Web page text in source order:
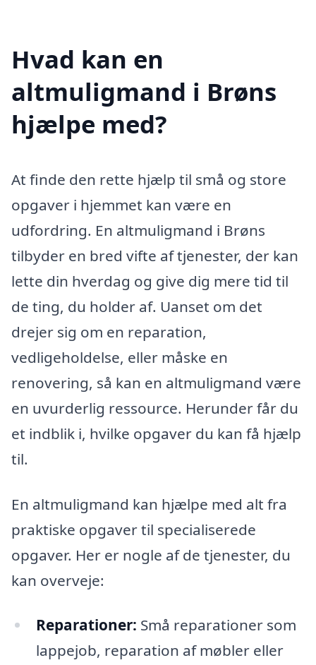
Hvad kan en
altmuligmand i Brøns
hjælpe med?
At finde den rette hjælp til små og store
opgaver i hjemmet kan være en
udfordring. En altmuligmand i Brøns
tilbyder en bred vifte af tjenester, der kan
lette din hverdag og give dig mere tid til
de ting, du holder af. Uanset om det
drejer sig om en reparation,
vedligeholdelse, eller måske en
renovering, så kan en altmuligmand være
en uvurderlig ressource. Herunder får du
et indblik i, hvilke opgaver du kan få hjælp
til.
En altmuligmand kan hjælpe med alt fra
praktiske opgaver til specialiserede
opgaver. Her er nogle af de tjenester, du
kan overveje:
Reparationer: Små reparationer som
lappejob, reparation af møbler eller